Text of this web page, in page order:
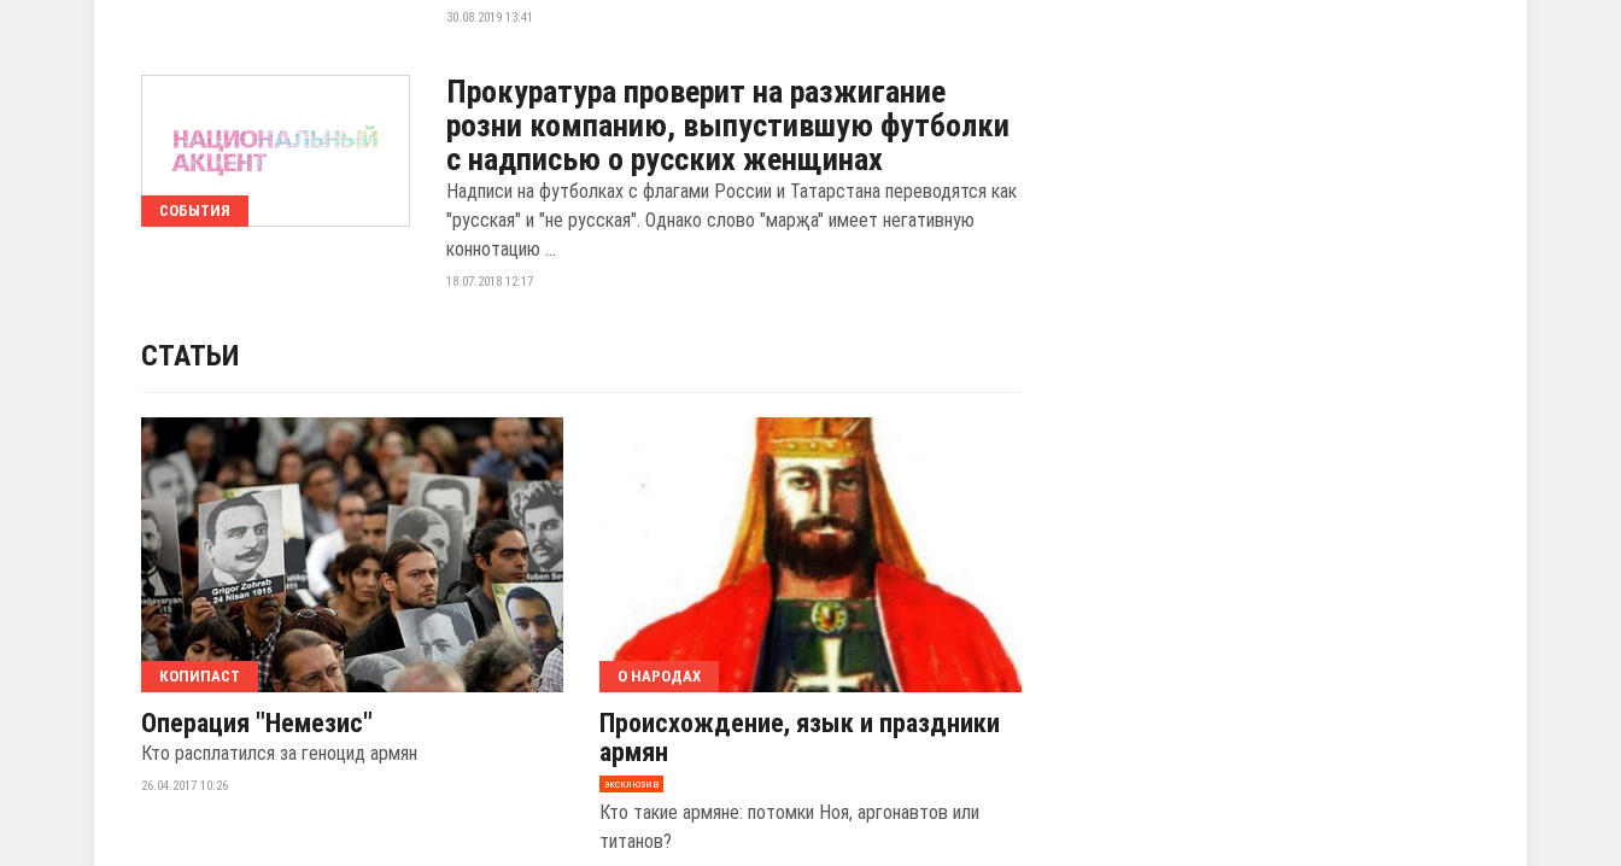
30.08.2019 13:41
СОБЫТИЯ
Прокуратура проверит на разжигание
розни компанию, выпустившую футболки
с надписью о русских женщинах
Надписи на футболках с флагами России и Татарстана переводятся как
"русская" и "не русская". Однако слово "марҗа" имеет негативную
коннотацию ...
18.07.2018 12:17
СТАТЬИ
КОПИПАСТ
Операция "Немезис"
Кто расплатился за геноцид армян
26.04.2017 10:26
О НАРОДАХ
Происхождение, язык и праздники
армян
эксклюзив
Кто такие армяне: потомки Ноя, аргонавтов или
титанов?